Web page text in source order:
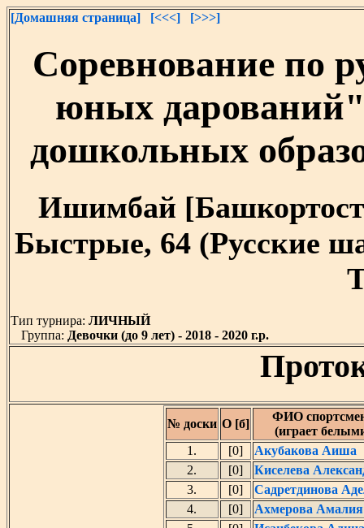
[Домашняя страница] [<<<] [>>>]
Соревнование по
юных дарований"
дошкольных
Ишимбай
Быстрые, 64 (Русские
Тип турнира: ЛИЧНЫЙ
Группа: Девочки (до 9 лет) - 2018 - 2020 г.р.
№ доски О [б]
ФИО
(играет
1.
[0]
Акубакова Аиша
2.
[0]
Киселева
3.
[0]
Садретдинова
4.
[0]
Ахмерова Амалия